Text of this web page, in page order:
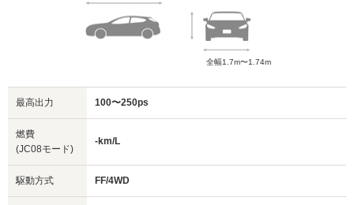
全幅1.7m〜1.74m
最高出力 100〜250ps
燃費
(JC08モード)
-km/L
駆動方式 FF/4WD